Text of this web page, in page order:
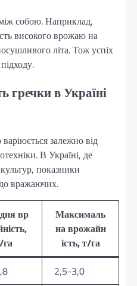
собою. Наприклад,
високого врожаю на
літа. Тож успіх
гречки в Україні
залежно від
В Україні, де
показники
вражаючих.
вр
Максималь
на врожайн
ість, т/га
2,5-3,0